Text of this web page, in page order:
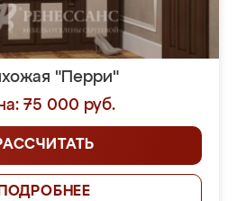
"Перри"
75 000 руб.
ПОДРОБНЕЕ